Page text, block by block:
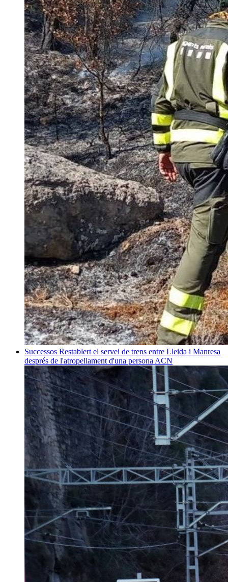
Successos Restablert el servei de trens entre Lleida i Manresa
després de l'atropellament d'una persona ACN